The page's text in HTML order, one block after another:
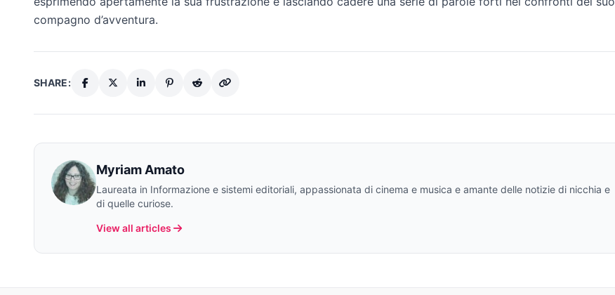
compagno d’avventura.
SHARE:
Myriam Amato
Laureata in Informazione e sistemi editoriali, appassionata di cinema e musica e amante delle notizie di nicchia e
di quelle curiose.
View all articles